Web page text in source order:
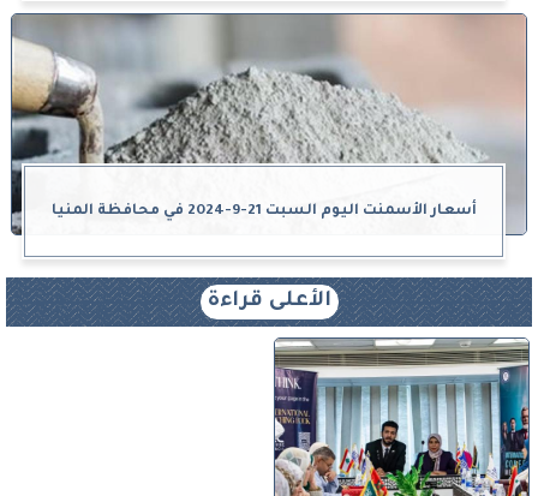
أسعار الأسمنت اليوم السبت 21-9-2024 في محافظة المنيا
الأعلى قراءة